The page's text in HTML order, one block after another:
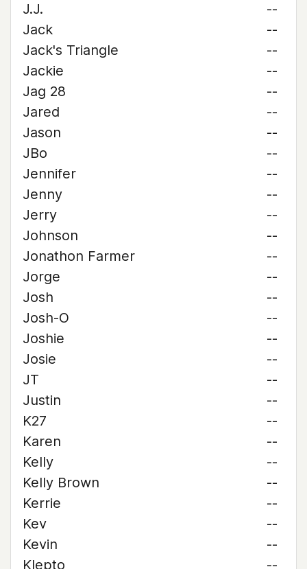
J.J.
--
Jack
--
Jack's Triangle
--
Jackie
--
Jag 28
--
Jared
--
Jason
--
JBo
--
Jennifer
--
Jenny
--
Jerry
--
Johnson
--
Jonathon Farmer
--
Jorge
--
Josh
--
Josh-O
--
Joshie
--
Josie
--
JT
--
Justin
--
K27
--
Karen
--
Kelly
--
Kelly Brown
--
Kerrie
--
Kev
--
Kevin
--
Klepto
--